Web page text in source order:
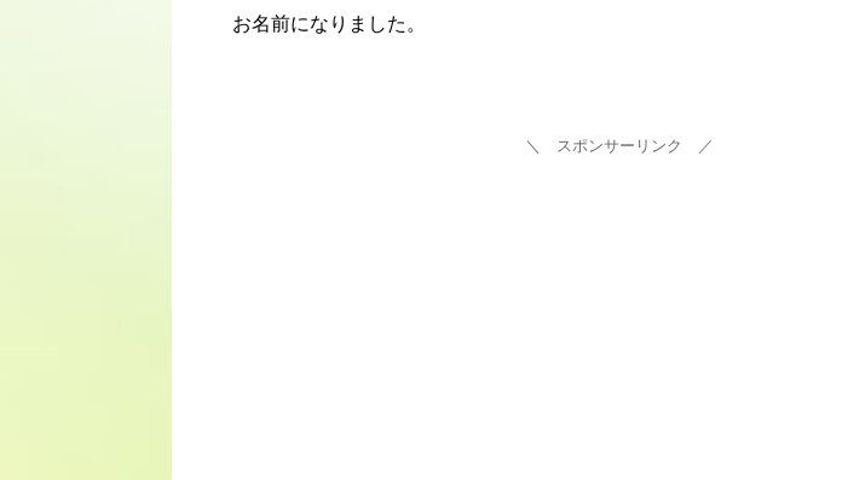
お名前になりました。
＼ スポンサーリンク ／